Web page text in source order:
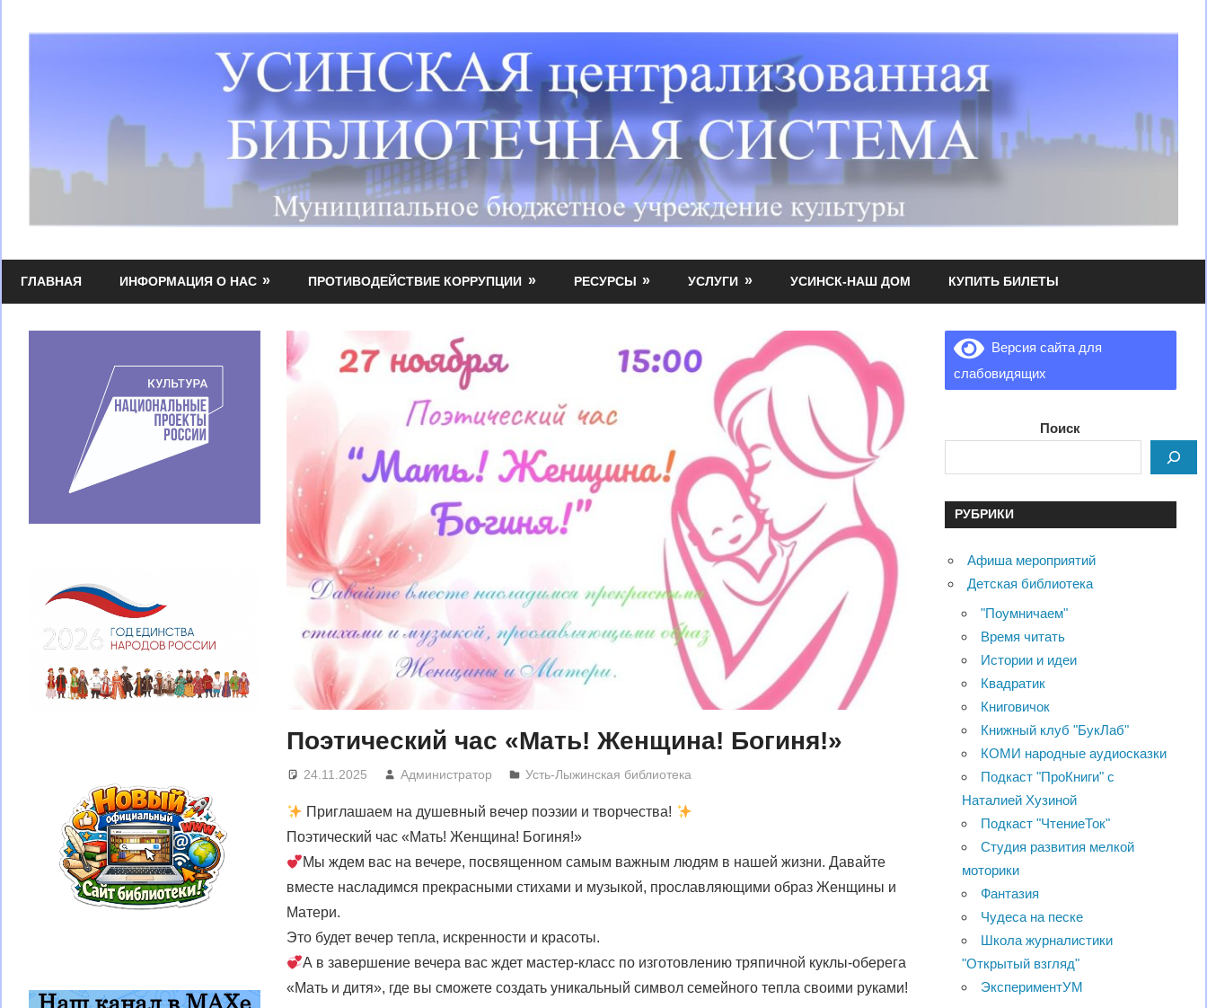
МБУК
УЦБС
библиотечная
ГЛАВНАЯ ИНФОРМАЦИЯ О НАС ПРОТИВОДЕЙСТВИЕ КОРРУПЦИИ РЕСУРСЫ УСЛУГИ УСИНСК-НАШ ДОМ КУПИТЬ БИЛЕТЫ
Поэтический час «Мать! Женщина! Богиня!»
24.11.2025 Администратор Усть-Лыжинская библиотека
Приглашаем на душевный вечер поэзии и творчества!
Поэтический час «Мать! Женщина! Богиня!»
Мы ждем вас на вечере, посвященном самым важным людям в нашей жизни. Давайте
вместе насладимся прекрасными стихами и музыкой, прославляющими образ Женщины и
Матери.
Это будет вечер тепла, искренности и красоты.
А в завершение вечера вас ждет мастер-класс по изготовлению тряпичной куклы-оберега
«Мать и дитя», где вы сможете создать уникальный символ семейного тепла своими руками!
Версия сайта для
слабовидящих
Поиск
РУБРИКИ
Афиша мероприятий
Детская библиотека
"Поумничаем"
Время читать
Истории и идеи
Квадратик
Книговичок
Книжный клуб "БукЛаб"
КОМИ народные аудиосказки
Подкаст "ПроКниги" с
Наталией Хузиной
Подкаст "ЧтениеТок"
Студия развития мелкой
моторики
Фантазия
Чудеса на песке
Школа журналистики
"Открытый взгляд"
ЭкспериментУМ